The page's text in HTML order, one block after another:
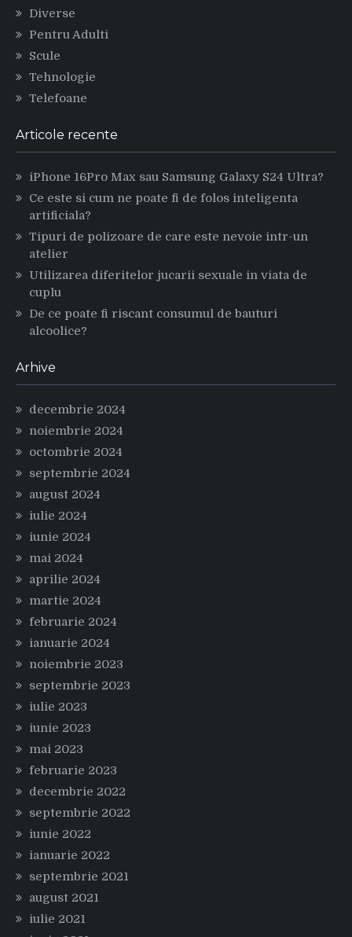
Diverse
Pentru Adulti
Scule
Tehnologie
Telefoane
Articole recente
iPhone 16Pro Max sau Samsung Galaxy S24 Ultra?
Ce este si cum ne poate fi de folos inteligenta
artificiala?
Tipuri de polizoare de care este nevoie intr-un
atelier
Utilizarea diferitelor jucarii sexuale in viata de
cuplu
De ce poate fi riscant consumul de bauturi
alcoolice?
Arhive
decembrie 2024
noiembrie 2024
octombrie 2024
septembrie 2024
august 2024
iulie 2024
iunie 2024
mai 2024
aprilie 2024
martie 2024
februarie 2024
ianuarie 2024
noiembrie 2023
septembrie 2023
iulie 2023
iunie 2023
mai 2023
februarie 2023
decembrie 2022
septembrie 2022
iunie 2022
ianuarie 2022
septembrie 2021
august 2021
iulie 2021